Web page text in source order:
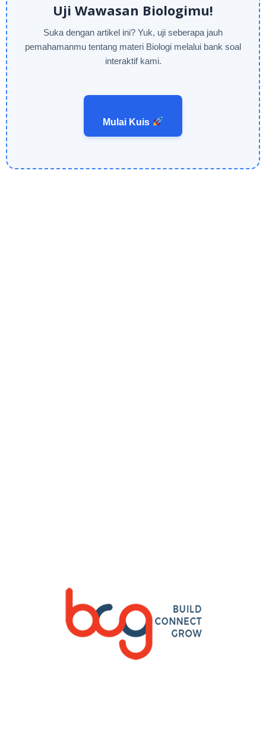
Uji Wawasan Biologimu!
Suka dengan artikel ini? Yuk, uji seberapa jauh
pemahamanmu tentang materi Biologi melalui bank soal
interaktif kami.
Mulai Kuis